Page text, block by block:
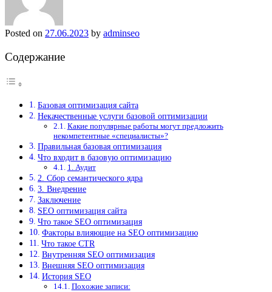
Posted on 27.06.2023 by adminseo
Содержание
Базовая оптимизация сайта
Некачественные услуги базовой оптимизации
Какие популярные работы могут предложить
некомпетентные «специалисты»?
Правильная базовая оптимизация
Что входит в базовую оптимизацию
1. Аудит
2. Сбор семантического ядра
3. Внедрение
Заключение
SEO оптимизация сайта
Что такое SEО оптимизация
Факторы влияющие на SEO оптимизацию
Что такое CTR
Внутренняя SEO оптимизация
Внешняя SEO оптимизация
История SEO
Похожие записи: